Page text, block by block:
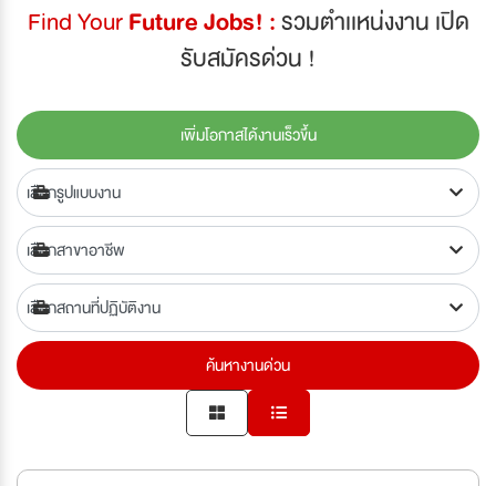
Find YourFuture Jobs! :รวมตำเเหน่งงาน เปิด
รับสมัครด่วน !
เพิ่มโอกาสได้งานเร็วขึ้น
ค้นหางานด่วน